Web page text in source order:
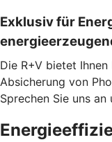
Exklusiv für
Die R+V bietet
Absicherung von
Sprechen Sie uns